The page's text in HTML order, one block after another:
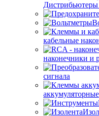
Дистрибьютеры
кабельные
наконечники и
сигнала
аккумуляторные